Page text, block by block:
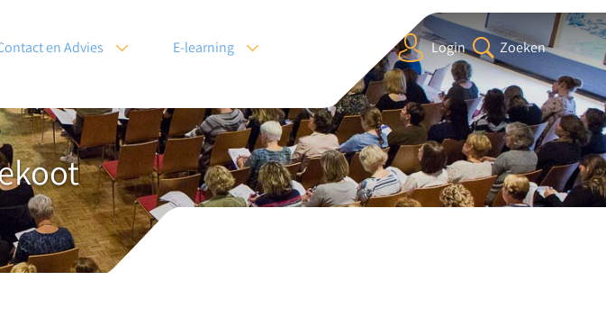
en Advies E-learning Login Zoeken